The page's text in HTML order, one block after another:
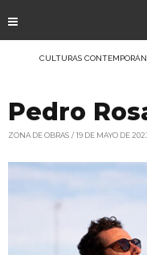
CULTURAS
Pedro
ZONA DE OBRAS 19 DE MAYO DE